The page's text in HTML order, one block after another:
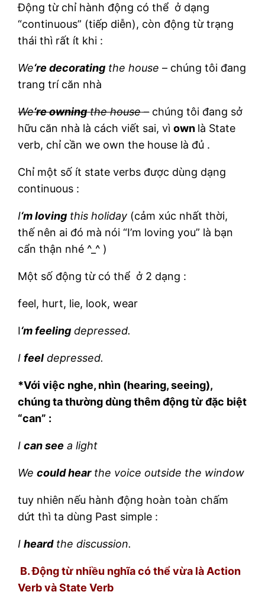
Động từ chỉ hành động có thể ở dạng
“continuous” (tiếp diễn), còn động từ trạng
thái thì rất ít khi :
We‘re decorating the house – chúng tôi đang
trang trí căn nhà
We‘re owningthe house–chúng tôi đang sở
hữu căn nhà là cách viết sai, vìown là State
verb, chỉ cần we own the house là đủ .
Chỉ một số ít state verbs được dùng dạng
continuous :
I‘m loving this holiday (cảm xúc nhất thời,
thế nên ai đó mà nói “I’m loving you” là bạn
cẩn thận nhé ^_^ )
Một số động từ có thể ở 2 dạng :
feel, hurt, lie, look, wear
I‘m feeling depressed.
Ifeel depressed.
*Với việc nghe, nhìn (hearing, seeing),
chúng ta thường dùng thêm động từ đặc biệt
“can” :
Ican see a light
Wecould hearthe voice outside the window
tuy nhiên nếu hành động hoàn toàn chấm
dứt thì ta dùng Past simple :
Iheardthe discussion.
B. Động từ nhiều nghĩa có thể vừa là Action
Verb và State Verb